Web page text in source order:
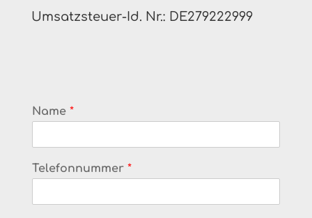
Umsatzsteuer-Id. Nr.: DE279222999
Name *
Telefonnummer *